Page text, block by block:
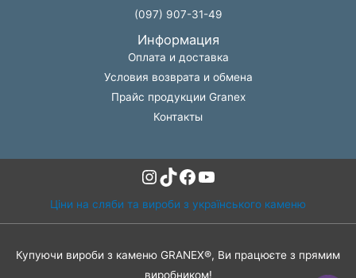
(097) 907-31-49
Информация
Оплата и доставка
Условия возврата и обмена
Прайс продукции Granex
Контакты
Instagram
TikTok
Facebook
YouTube
Ціни на сляби та вироби з українського каменю
Купуючи вироби з каменю GRANEX®, Ви працюєте з прямим
виробником!